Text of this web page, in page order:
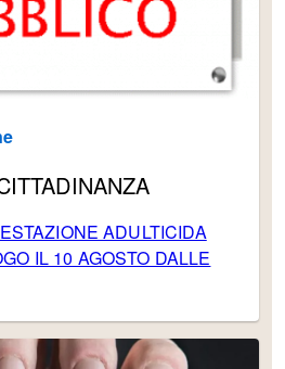
ADULTICIDA
IL 10 AGOSTO DALLE